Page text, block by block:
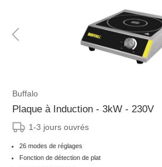
Buffalo
Plaque à Induction - 3kW - 230V
1-3 jours ouvrés
26 modes de réglages
Fonction de détection de plat